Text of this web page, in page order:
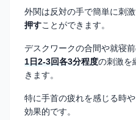
外関は反対の手で簡単に刺激
押すことができます。
デスクワークの合間や就寝
1日2-3回各3分程度の刺激を
きます。
特に手首の疲れを感じる時
効果的です。